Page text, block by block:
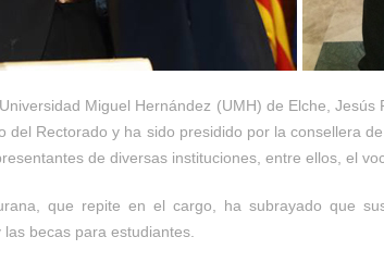
Miguel Hernández (UMH) de Elche,
del Rectorado y ha sido presidido por la consellera
de diversas instituciones, entre ellos, el
que repite en el cargo, ha subrayado que
becas para estudiantes.